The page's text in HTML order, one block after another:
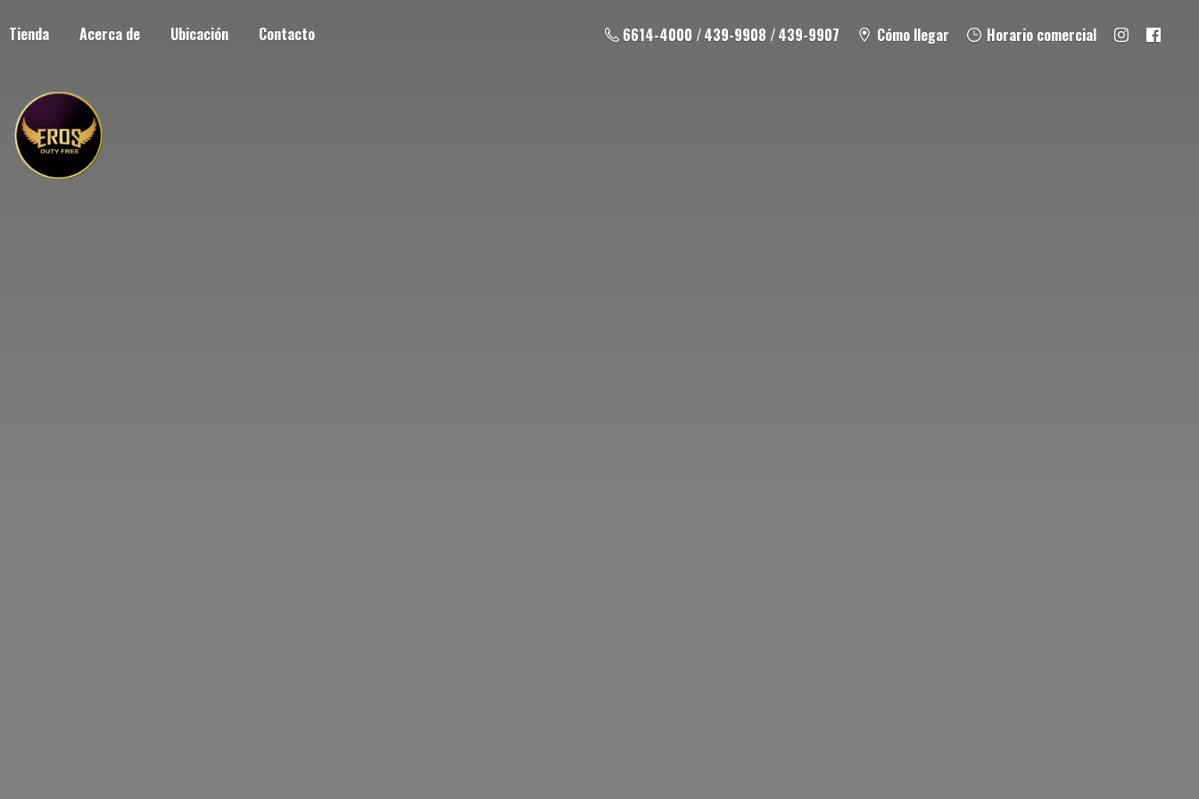
Tienda Acerca de Ubicación Contacto 6614-4000 / 439-9908 / 439-9907 Cómo llegar Horario comercial